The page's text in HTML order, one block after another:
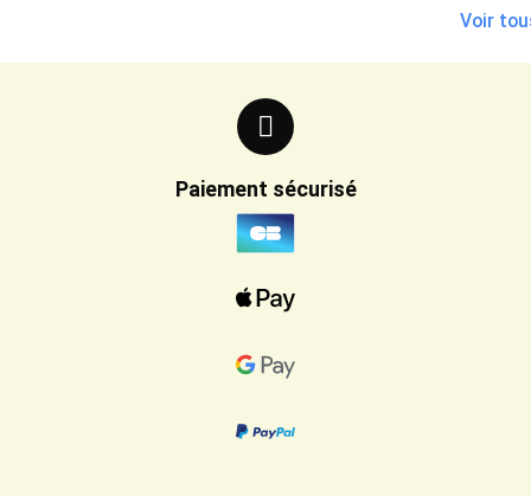
Voir
Paiement sécurisé